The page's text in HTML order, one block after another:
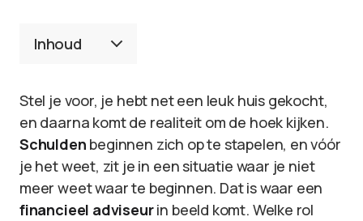
Inhoud
Stel je voor, je hebt net een leuk huis gekocht,
en daarna komt de realiteit om de hoek kijken.
Schulden beginnen zich op te stapelen, en vóór
je het weet, zit je in een situatie waar je niet
meer weet waar te beginnen. Dat is waar een
financieel adviseurin beeld komt. Welke rol